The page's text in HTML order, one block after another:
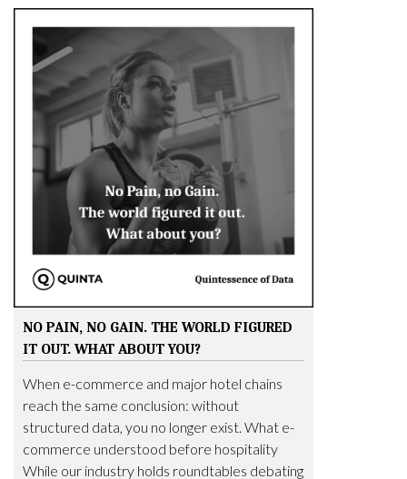
NO PAIN, NO GAIN. THE WORLD FIGURED
IT OUT. WHAT ABOUT YOU?
When e-commerce and major hotel chains
reach the same conclusion: without
structured data, you no longer exist. What e-
commerce understood before hospitality
While our industry holds roundtables debating